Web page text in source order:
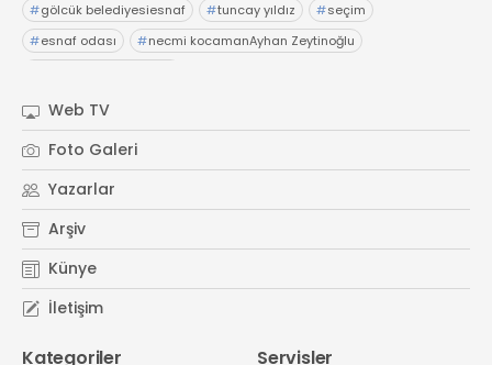
#gölcük belediyesiesnaf #tuncay yıldız #seçim
#esnaf odası #necmi kocamanAyhan Zeytinoğlu
Web TV
Foto Galeri
Yazarlar
Arşiv
Künye
İletişim
Kategoriler Servisler